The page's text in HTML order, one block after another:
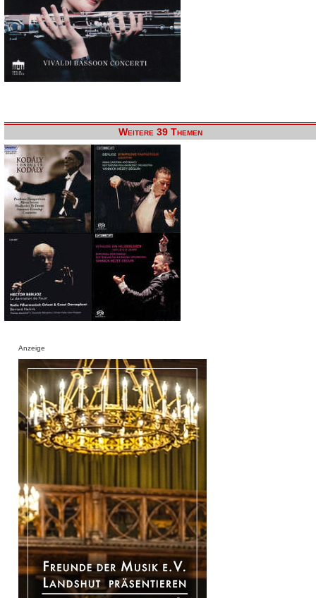
Weitere 39 Themen
Anzeige